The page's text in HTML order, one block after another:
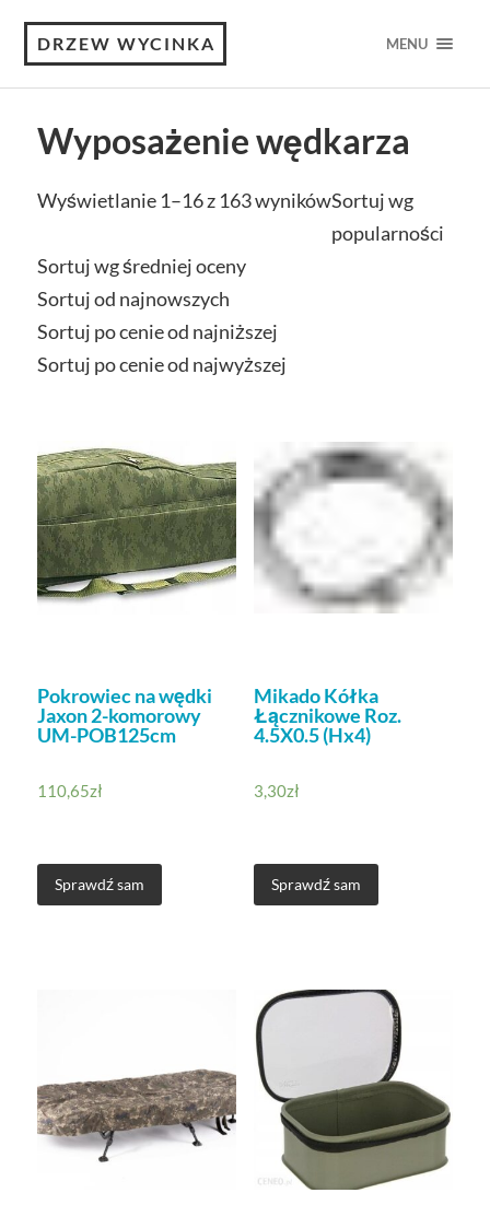
DRZEW WYCINKA MENU
Wyposażenie wędkarza
Wyświetlanie 1–16 z 163 wynikówSortuj wg
popularności
Sortuj wg średniej oceny
Sortuj od najnowszych
Sortuj po cenie od najniższej
Sortuj po cenie od najwyższej
Pokrowiec na wędki
Jaxon 2-komorowy
UM-POB125cm
110,65zł
Sprawdź sam
Mikado Kółka
Łącznikowe Roz.
4.5X0.5 (Hx4)
3,30zł
Sprawdź sam